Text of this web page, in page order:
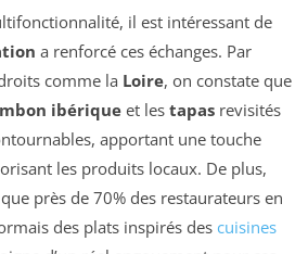
il est intéressant de
a renforcé ces échanges. Par
comme la Loire, on constate que
ibérique et les tapas revisités
apportant une touche
les produits locaux. De plus,
près de 70% des restaurateurs en
des plats inspirés des cuisines